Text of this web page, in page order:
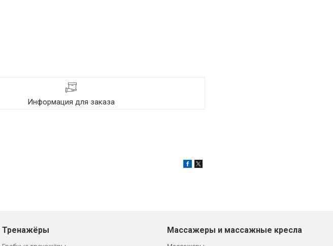
Информация для заказа
Тренажёры Массажеры и массажные кресла